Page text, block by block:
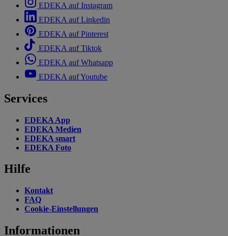
EDEKA auf Instagram
EDEKA auf Linkedin
EDEKA auf Pinterest
EDEKA auf Tiktok
EDEKA auf Whatsapp
EDEKA auf Youtube
Services
EDEKA App
EDEKA Medien
EDEKA smart
EDEKA Foto
Hilfe
Kontakt
FAQ
Cookie-Einstellungen
Informationen